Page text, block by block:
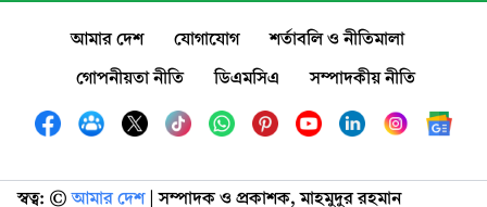
আমার দেশ যোগাযোগ
শর্তাবলি ও নীতিমালা
গোপনীয়তা নীতি
ডিএমসিএ সম্পাদকীয় নীতি
স্বত্ব: ©️ আমার দেশ| সম্পাদক ও প্রকাশক, মাহমুদুর রহমান